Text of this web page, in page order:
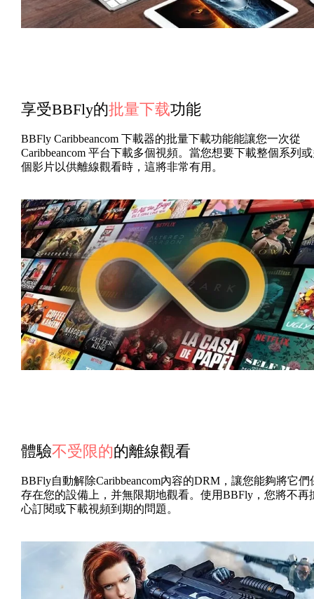
享受BBFly的批量下载功能
BBFly Caribbeancom 下載器的批量下載功能能讓您一次從
Caribbeancom 平台下載多個視頻。當您想要下載整個系列
個影片以供離線觀看時，這將非常有用。
體驗不受限的的離線觀看
BBFly自動解除Caribbeancom內容的DRM，讓您能夠將它們
存在您的設備上，并無限期地觀看。使用BBFly，您將不再
心訂閱或下載視頻到期的問題。